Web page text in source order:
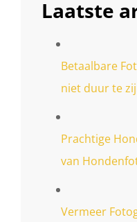
Laatste
Betaalbare
niet duur te
Prachtige
van
Vermeer